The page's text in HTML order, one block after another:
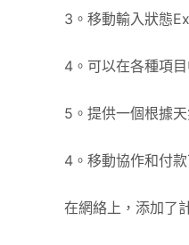
3。移動輸入狀態
4。可以在各種項
5。提供一個根據
4。移動協作和付款
在網絡上，添加了